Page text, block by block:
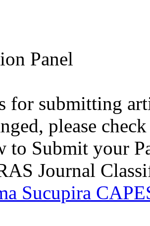
Panel
for submitting
please
to Submit your
Journal
Sucupira